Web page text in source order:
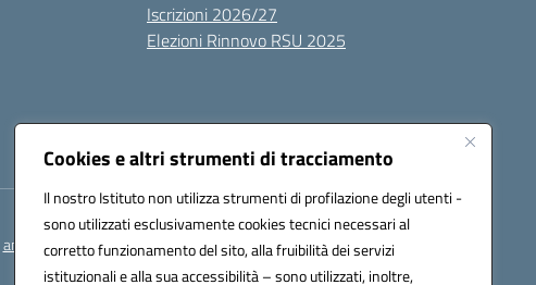
Cookies e altri strumenti di tracciamento
Il nostro Istituto non utilizza strumenti di profilazione degli utenti -
sono utilizzati esclusivamente cookies tecnici necessari al
corretto funzionamento del sito, alla fruibilità dei servizi
istituzionali e alla sua accessibilità – sono utilizzati, inoltre,
Iscrizioni 2026/27
Elezioni Rinnovo RSU 2025
anic81100g@pec.istruzione.it